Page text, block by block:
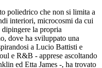
poliedrico che non si limita a
interiori, microcosmi da cui
dipingere la propria
dove ha sviluppato una
a Lucio Battisti e
e R&B - apprese ascoltando
ed Etta James -, ha trovato